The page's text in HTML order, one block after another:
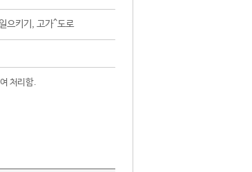
으키기, 고가^도로
처리함.